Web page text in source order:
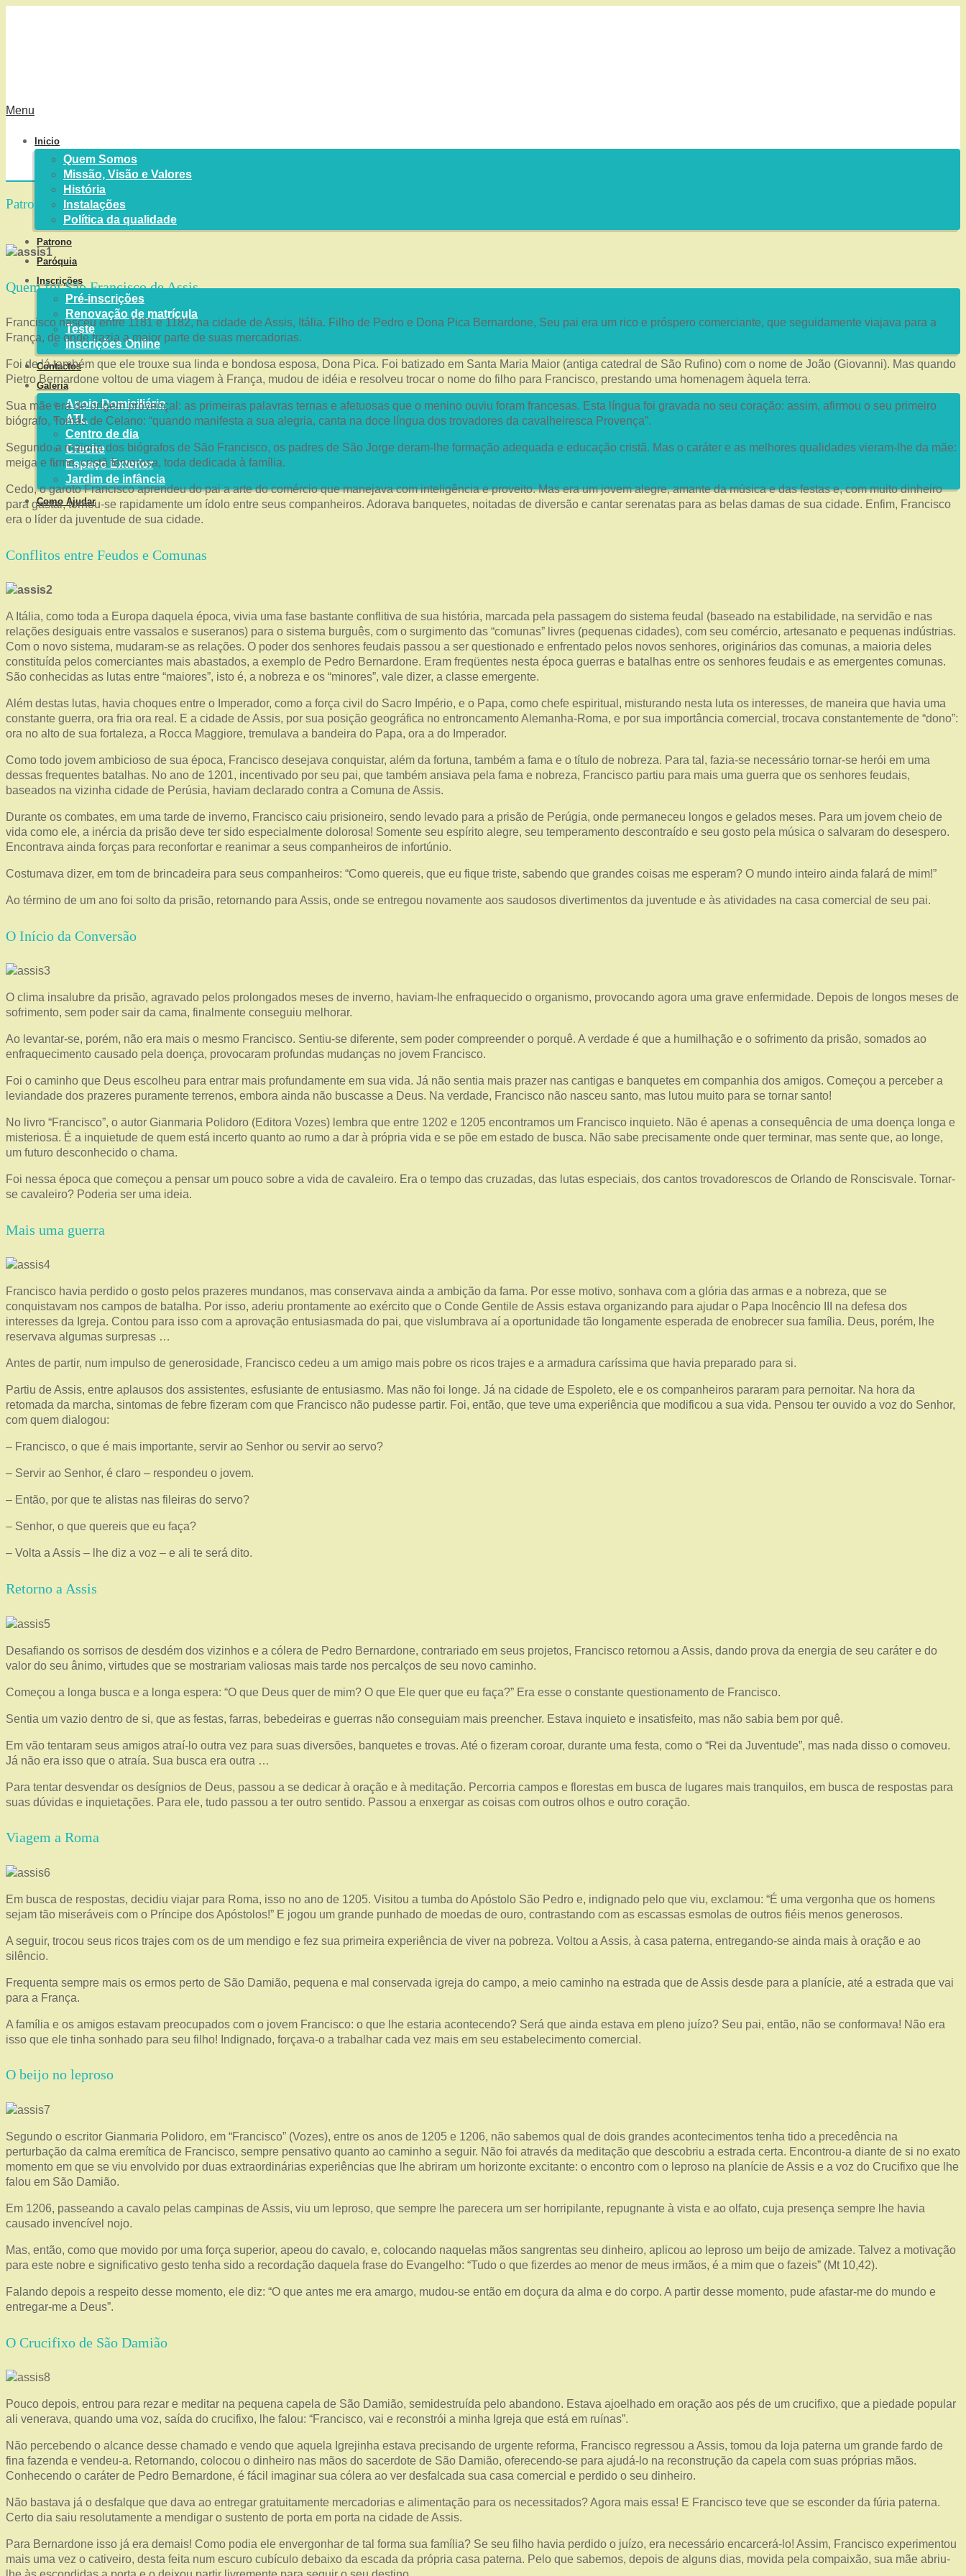
Menu
Inicio
Quem Somos
Missão, Visão e Valores
História
Instalações
Política da qualidade
Patrono
Paróquia
Inscrições
Pré-inscrições
Renovação de matrícula
Teste
Inscrições Online
Contactos
Galeria
Apoio Domiciliário
ATL
Centro de dia
Creche
Espaço Exterior
Jardim de infância
Como Ajudar
Patrono
Quem foi São Francisco de Assis
Francisco nasceu entre 1181 e 1182, na cidade de Assis, Itália. Filho de Pedro e Dona Pica Bernardone, Seu pai era um rico e próspero comerciante, que seguidamente viajava para a
França, de onde trazia a maior parte de suas mercadorias.
Foi de lá também que ele trouxe sua linda e bondosa esposa, Dona Pica. Foi batizado em Santa Maria Maior (antiga catedral de São Rufino) com o nome de João (Giovanni). Mas quando
Pietro Bernardone voltou de uma viagem à França, mudou de idéia e resolveu trocar o nome do filho para Francisco, prestando uma homenagem àquela terra.
Sua mãe era de origem provençal: as primeiras palavras ternas e afetuosas que o menino ouviu foram francesas. Esta língua foi gravada no seu coração: assim, afirmou o seu primeiro
biógrafo, Tomás de Celano: “quando manifesta a sua alegria, canta na doce língua dos trovadores da cavalheiresca Provença”.
Segundo a maioria dos biógrafos de São Francisco, os padres de São Jorge deram-lhe formação adequada e educação cristã. Mas o caráter e as melhores qualidades vieram-lhe da mãe:
meiga e firme, cristã fervorosa, toda dedicada à família.
Cedo, o garoto Francisco aprendeu do pai a arte do comércio que manejava com inteligência e proveito. Mas era um jovem alegre, amante da música e das festas e, com muito dinheiro
para gastar, tornou-se rapidamente um ídolo entre seus companheiros. Adorava banquetes, noitadas de diversão e cantar serenatas para as belas damas de sua cidade. Enfim, Francisco
era o líder da juventude de sua cidade.
Conflitos entre Feudos e Comunas
A Itália, como toda a Europa daquela época, vivia uma fase bastante conflitiva de sua história, marcada pela passagem do sistema feudal (baseado na estabilidade, na servidão e nas
relações desiguais entre vassalos e suseranos) para o sistema burguês, com o surgimento das “comunas” livres (pequenas cidades), com seu comércio, artesanato e pequenas indústrias.
Com o novo sistema, mudaram-se as relações. O poder dos senhores feudais passou a ser questionado e enfrentado pelos novos senhores, originários das comunas, a maioria deles
constituída pelos comerciantes mais abastados, a exemplo de Pedro Bernardone. Eram freqüentes nesta época guerras e batalhas entre os senhores feudais e as emergentes comunas.
São conhecidas as lutas entre “maiores”, isto é, a nobreza e os “minores”, vale dizer, a classe emergente.
Além destas lutas, havia choques entre o Imperador, como a força civil do Sacro Império, e o Papa, como chefe espiritual, misturando nesta luta os interesses, de maneira que havia uma
constante guerra, ora fria ora real. E a cidade de Assis, por sua posição geográfica no entroncamento Alemanha-Roma, e por sua importância comercial, trocava constantemente de “dono”:
ora no alto de sua fortaleza, a Rocca Maggiore, tremulava a bandeira do Papa, ora a do Imperador.
Como todo jovem ambicioso de sua época, Francisco desejava conquistar, além da fortuna, também a fama e o título de nobreza. Para tal, fazia-se necessário tornar-se herói em uma
dessas frequentes batalhas. No ano de 1201, incentivado por seu pai, que também ansiava pela fama e nobreza, Francisco partiu para mais uma guerra que os senhores feudais,
baseados na vizinha cidade de Perúsia, haviam declarado contra a Comuna de Assis.
Durante os combates, em uma tarde de inverno, Francisco caiu prisioneiro, sendo levado para a prisão de Perúgia, onde permaneceu longos e gelados meses. Para um jovem cheio de
vida como ele, a inércia da prisão deve ter sido especialmente dolorosa! Somente seu espírito alegre, seu temperamento descontraído e seu gosto pela música o salvaram do desespero.
Encontrava ainda forças para reconfortar e reanimar a seus companheiros de infortúnio.
Costumava dizer, em tom de brincadeira para seus companheiros: “Como quereis, que eu fique triste, sabendo que grandes coisas me esperam? O mundo inteiro ainda falará de mim!”
Ao término de um ano foi solto da prisão, retornando para Assis, onde se entregou novamente aos saudosos divertimentos da juventude e às atividades na casa comercial de seu pai.
O Início da Conversão
O clima insalubre da prisão, agravado pelos prolongados meses de inverno, haviam-lhe enfraquecido o organismo, provocando agora uma grave enfermidade. Depois de longos meses de
sofrimento, sem poder sair da cama, finalmente conseguiu melhorar.
Ao levantar-se, porém, não era mais o mesmo Francisco. Sentiu-se diferente, sem poder compreender o porquê. A verdade é que a humilhação e o sofrimento da prisão, somados ao
enfraquecimento causado pela doença, provocaram profundas mudanças no jovem Francisco.
Foi o caminho que Deus escolheu para entrar mais profundamente em sua vida. Já não sentia mais prazer nas cantigas e banquetes em companhia dos amigos. Começou a perceber a
leviandade dos prazeres puramente terrenos, embora ainda não buscasse a Deus. Na verdade, Francisco não nasceu santo, mas lutou muito para se tornar santo!
No livro “Francisco”, o autor Gianmaria Polidoro (Editora Vozes) lembra que entre 1202 e 1205 encontramos um Francisco inquieto. Não é apenas a consequência de uma doença longa e
misteriosa. É a inquietude de quem está incerto quanto ao rumo a dar à própria vida e se põe em estado de busca. Não sabe precisamente onde quer terminar, mas sente que, ao longe,
um futuro desconhecido o chama.
Foi nessa época que começou a pensar um pouco sobre a vida de cavaleiro. Era o tempo das cruzadas, das lutas especiais, dos cantos trovadorescos de Orlando de Ronscisvale. Tornar-
se cavaleiro? Poderia ser uma ideia.
Mais uma guerra
Francisco havia perdido o gosto pelos prazeres mundanos, mas conservava ainda a ambição da fama. Por esse motivo, sonhava com a glória das armas e a nobreza, que se
conquistavam nos campos de batalha. Por isso, aderiu prontamente ao exército que o Conde Gentile de Assis estava organizando para ajudar o Papa Inocêncio III na defesa dos
interesses da Igreja. Contou para isso com a aprovação entusiasmada do pai, que vislumbrava aí a oportunidade tão longamente esperada de enobrecer sua família. Deus, porém, lhe
reservava algumas surpresas …
Antes de partir, num impulso de generosidade, Francisco cedeu a um amigo mais pobre os ricos trajes e a armadura caríssima que havia preparado para si.
Partiu de Assis, entre aplausos dos assistentes, esfusiante de entusiasmo. Mas não foi longe. Já na cidade de Espoleto, ele e os companheiros pararam para pernoitar. Na hora da
retomada da marcha, sintomas de febre fizeram com que Francisco não pudesse partir. Foi, então, que teve uma experiência que modificou a sua vida. Pensou ter ouvido a voz do Senhor,
com quem dialogou:
– Francisco, o que é mais importante, servir ao Senhor ou servir ao servo?
– Servir ao Senhor, é claro – respondeu o jovem.
– Então, por que te alistas nas fileiras do servo?
– Senhor, o que quereis que eu faça?
– Volta a Assis – lhe diz a voz – e ali te será dito.
Retorno a Assis
Desafiando os sorrisos de desdém dos vizinhos e a cólera de Pedro Bernardone, contrariado em seus projetos, Francisco retornou a Assis, dando prova da energia de seu caráter e do
valor do seu ânimo, virtudes que se mostrariam valiosas mais tarde nos percalços de seu novo caminho.
Começou a longa busca e a longa espera: “O que Deus quer de mim? O que Ele quer que eu faça?” Era esse o constante questionamento de Francisco.
Sentia um vazio dentro de si, que as festas, farras, bebedeiras e guerras não conseguiam mais preencher. Estava inquieto e insatisfeito, mas não sabia bem por quê.
Em vão tentaram seus amigos atraí-lo outra vez para suas diversões, banquetes e trovas. Até o fizeram coroar, durante uma festa, como o “Rei da Juventude”, mas nada disso o comoveu.
Já não era isso que o atraía. Sua busca era outra …
Para tentar desvendar os desígnios de Deus, passou a se dedicar à oração e à meditação. Percorria campos e florestas em busca de lugares mais tranquilos, em busca de respostas para
suas dúvidas e inquietações. Para ele, tudo passou a ter outro sentido. Passou a enxergar as coisas com outros olhos e outro coração.
Viagem a Roma
Em busca de respostas, decidiu viajar para Roma, isso no ano de 1205. Visitou a tumba do Apóstolo São Pedro e, indignado pelo que viu, exclamou: “É uma vergonha que os homens
sejam tão miseráveis com o Príncipe dos Apóstolos!” E jogou um grande punhado de moedas de ouro, contrastando com as escassas esmolas de outros fiéis menos generosos.
A seguir, trocou seus ricos trajes com os de um mendigo e fez sua primeira experiência de viver na pobreza. Voltou a Assis, à casa paterna, entregando-se ainda mais à oração e ao
silêncio.
Frequenta sempre mais os ermos perto de São Damião, pequena e mal conservada igreja do campo, a meio caminho na estrada que de Assis desde para a planície, até a estrada que vai
para a França.
A família e os amigos estavam preocupados com o jovem Francisco: o que lhe estaria acontecendo? Será que ainda estava em pleno juízo? Seu pai, então, não se conformava! Não era
isso que ele tinha sonhado para seu filho! Indignado, forçava-o a trabalhar cada vez mais em seu estabelecimento comercial.
O beijo no leproso
Segundo o escritor Gianmaria Polidoro, em “Francisco” (Vozes), entre os anos de 1205 e 1206, não sabemos qual de dois grandes acontecimentos tenha tido a precedência na
perturbação da calma eremítica de Francisco, sempre pensativo quanto ao caminho a seguir. Não foi através da meditação que descobriu a estrada certa. Encontrou-a diante de si no exato
momento em que se viu envolvido por duas extraordinárias experiências que lhe abriram um horizonte excitante: o encontro com o leproso na planície de Assis e a voz do Crucifixo que lhe
falou em São Damião.
Em 1206, passeando a cavalo pelas campinas de Assis, viu um leproso, que sempre lhe parecera um ser horripilante, repugnante à vista e ao olfato, cuja presença sempre lhe havia
causado invencível nojo.
Mas, então, como que movido por uma força superior, apeou do cavalo, e, colocando naquelas mãos sangrentas seu dinheiro, aplicou ao leproso um beijo de amizade. Talvez a motivação
para este nobre e significativo gesto tenha sido a recordação daquela frase do Evangelho: “Tudo o que fizerdes ao menor de meus irmãos, é a mim que o fazeis” (Mt 10,42).
Falando depois a respeito desse momento, ele diz: “O que antes me era amargo, mudou-se então em doçura da alma e do corpo. A partir desse momento, pude afastar-me do mundo e
entregar-me a Deus”.
O Crucifixo de São Damião
Pouco depois, entrou para rezar e meditar na pequena capela de São Damião, semidestruída pelo abandono. Estava ajoelhado em oração aos pés de um crucifixo, que a piedade popular
ali venerava, quando uma voz, saída do crucifixo, lhe falou: “Francisco, vai e reconstrói a minha Igreja que está em ruínas”.
Não percebendo o alcance desse chamado e vendo que aquela Igrejinha estava precisando de urgente reforma, Francisco regressou a Assis, tomou da loja paterna um grande fardo de
fina fazenda e vendeu-a. Retornando, colocou o dinheiro nas mãos do sacerdote de São Damião, oferecendo-se para ajudá-lo na reconstrução da capela com suas próprias mãos.
Conhecendo o caráter de Pedro Bernardone, é fácil imaginar sua cólera ao ver desfalcada sua casa comercial e perdido o seu dinheiro.
Não bastava já o desfalque que dava ao entregar gratuitamente mercadorias e alimentação para os necessitados? Agora mais essa! E Francisco teve que se esconder da fúria paterna.
Certo dia saiu resolutamente a mendigar o sustento de porta em porta na cidade de Assis.
Para Bernardone isso já era demais! Como podia ele envergonhar de tal forma sua família? Se seu filho havia perdido o juízo, era necessário encarcerá-lo! Assim, Francisco experimentou
mais uma vez o cativeiro, desta feita num escuro cubículo debaixo da escada da própria casa paterna. Pelo que sabemos, depois de alguns dias, movida pela compaixão, sua mãe abriu-